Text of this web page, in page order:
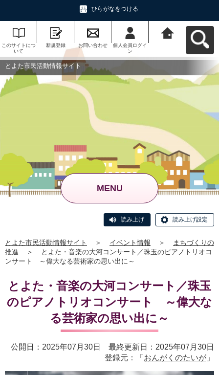
ひらがなをつける
このサイトにつ
いて
新規登録 お問い合わせ
個人会員ログイ
ン
る
とよた市民活動情報サイト
MENU
読み上げ 読み上げ設定
とよた市民活動情報サイト ＞ イベント情報 ＞
まちづくりの
推進
＞
とよた・音楽の大河コンサート／珠玉のピアノトリオコ
ンサート ～偉大なる芸術家の思い出に～
とよた・音楽の大河コンサート／珠玉
のピアノトリオコンサート ～偉大な
る芸術家の思い出に～
公開日：2025年07月30日 最終更新日：2025年07月30日
登録元：「 おんがくのたいが 」